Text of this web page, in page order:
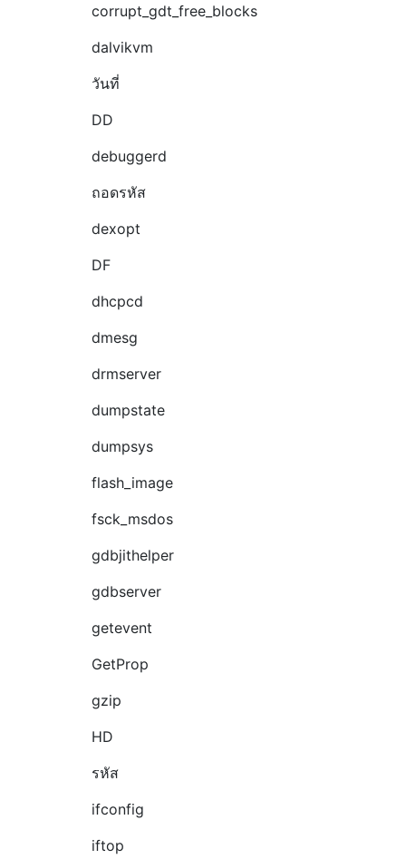
corrupt_gdt_free_blocks
dalvikvm
วันที่
DD
debuggerd
ถอดรหัส
dexopt
DF
dhcpcd
dmesg
drmserver
dumpstate
dumpsys
flash_image
fsck_msdos
gdbjithelper
gdbserver
getevent
GetProp
gzip
HD
รหัส
ifconfig
iftop